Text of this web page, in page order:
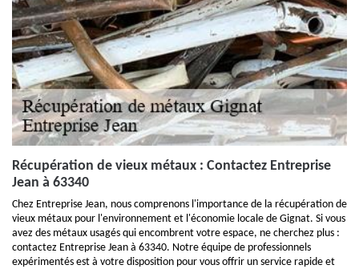
Récupération de vieux métaux : Contactez Entreprise
Jean à 63340
Chez Entreprise Jean, nous comprenons l'importance de la récupération de
vieux métaux pour l'environnement et l'économie locale de Gignat. Si vous
avez des métaux usagés qui encombrent votre espace, ne cherchez plus :
contactez Entreprise Jean à 63340. Notre équipe de professionnels
expérimentés est à votre disposition pour vous offrir un service rapide et